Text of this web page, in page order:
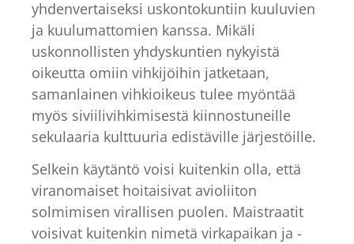
yhdenvertaiseksi uskontokuntiin kuuluvien
ja kuulumattomien kanssa. Mikäli
uskonnollisten yhdyskuntien nykyistä
oikeutta omiin vihkijöihin jatketaan,
samanlainen vihkioikeus tulee myöntää
myös siviilivihkimisestä kiinnostuneille
sekulaaria kulttuuria edistäville järjestöille.
Selkein käytäntö voisi kuitenkin olla, että
viranomaiset hoitaisivat avioliiton
solmimisen virallisen puolen. Maistraatit
voisivat kuitenkin nimetä virkapaikan ja -